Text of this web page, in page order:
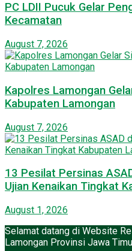
PC LDII Pucuk Gelar
Kecamatan
August 7, 2026
Kapolres Lamongan
Kabupaten Lamongan
August 7, 2026
13 Pesilat Persinas
Ujian Kenaikan Tingkat
August 1, 2026
Selamat datang di Website
Lamongan Provinsi Jawa